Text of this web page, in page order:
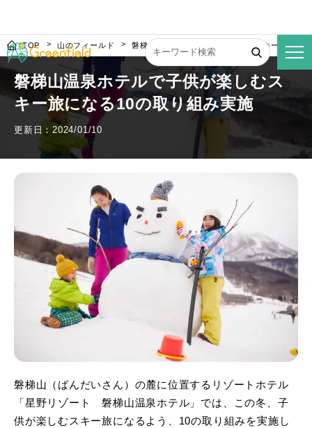
TOP 山のフィールド 磐梯山温泉ホテルで子供が楽しむスキー旅にな
磐梯山温泉ホテルで子供が楽しむス
キー旅になる10の取り組み実施
更新日：2024/01/10
磐梯山（ばんだいさん）の麓に位置するリゾートホテル
「星野リゾート 磐梯山温泉ホテル」では、この冬、子
供が楽しむスキー旅になるよう、10の取り組みを実施し